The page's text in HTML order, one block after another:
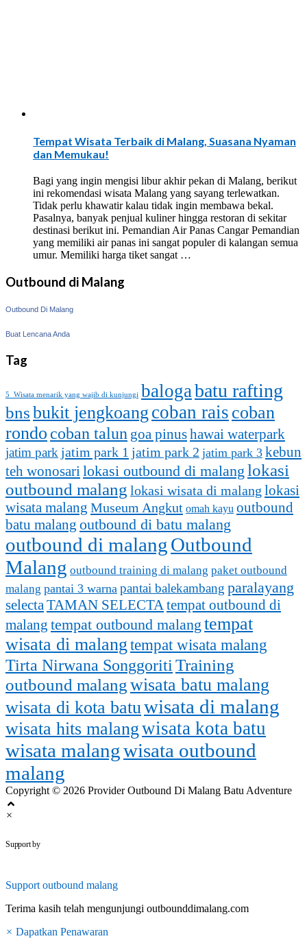
Tempat Wisata Terbaik di Malang, Suasana Nyaman
dan Memukau!
Bagi yang ingin mengisi libur akhir pekan di Malang, berikut
ini rekomendasi wisata Malang yang sayang terlewatkan.
Tidak perlu khawatir kalau tidak ingin membawa bekal.
Pasalnya, banyak penjual kuliner hingga restoran di sekitar
destinasi berikut ini. Pemandian Air Panas Cangar Pemandian
yang memiliki air panas ini sangat populer di kalangan semua
umur. Memiliki harga tiket sangat …
Outbound di Malang
Outbound Di Malang
Buat Lencana Anda
Tag
5 Wisata menarik yang wajib di kunjungi balogabatu rafting
bnsbukit jengkoang coban rais coban
rondo coban talun goa pinushawai waterpark
jatim parkjatim park 1 jatim park 2 jatim park 3 kebun
teh wonosarilokasi outbound di malang lokasi
outbound malang lokasi wisata di malang lokasi
wisata malang Museum Angkut omah kayu outbound
batu malang outbound di batu malang
outbound di malangOutbound
Malang outbound training di malang paket outbound
malang pantai 3 warna pantai balekambang paralayang
selectaTAMAN SELECTAtempat outbound di
malang tempat outbound malang tempat
wisata di malangtempat wisata malang
Tirta Nirwana SonggoritiTraining
outbound malangwisata batu malang
wisata di kota batuwisata di malang
wisata hits malangwisata kota batu
wisata malangwisata outbound
malang
Copyright © 2026 Provider Outbound Di Malang Batu Adventure
×
Support by
Support outbound malang
Terima kasih telah mengunjungi outbounddimalang.com
× Dapatkan Penawaran